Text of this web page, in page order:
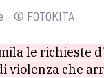
- © FOTOKITA
le richieste
violenza che